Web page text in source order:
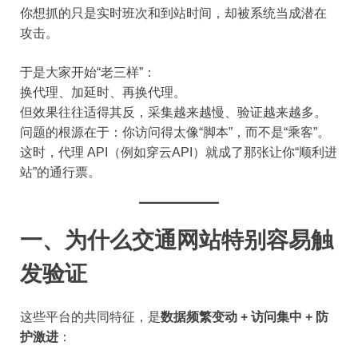
你想抓的只是实时班次和到站时间，却被系统当成潜在
攻击。
于是大家开始“老三样”：
换代理、加延时、再换代理。
但效果往往适得其反，采集越来越慢、验证越来越多。
问题的根源在于：你访问得太像“脚本”，而不是“乘客”。
这时，代理 API（例如穿云API）就成了那张让你“顺利进
站”的通行票。
一、为什么交通网站特别容易触
发验证
这些平台的共同特征，是数据频繁变动 + 访问集中 + 防
护激进 ：